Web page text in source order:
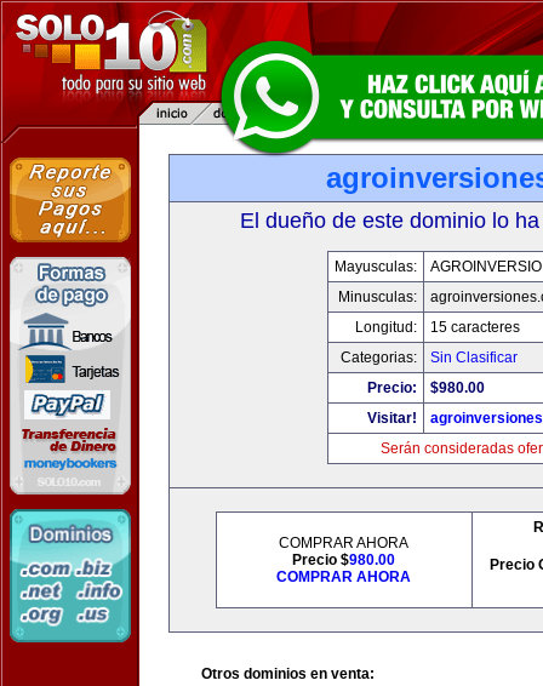
El dueño de este dominio lo
Mayusculas:
Minusculas:
Longitud:
15 caracteres
Categorias:
Sin Clasificar
Precio:
$980.00
Visitar!
Serán consideradas
COMPRAR AHORA
Precio $980.00
COMPRAR AHORA
Precio
Otros dominios en venta: